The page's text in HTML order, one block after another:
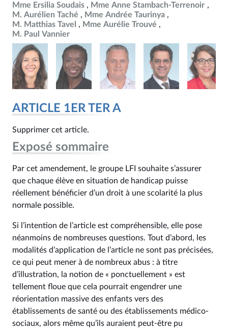
Mme Ersilia Soudais
Mme Anne Stambach-Terrenoir
M. Aurélien Taché
Mme Andrée Taurinya
M. Matthias Tavel
Mme Aurélie Trouvé
M. Paul Vannier
ARTICLE 1ER TER A
Supprimer cet article.
Exposé sommaire
Par cet amendement, le groupe LFI souhaite s’assurer
que chaque élève en situation de handicap puisse
réellement bénéficier d’un droit à une scolarité la plus
normale possible.
Si l’intention de l’article est compréhensible, elle pose
néanmoins de nombreuses questions. Tout d’abord, les
modalités d’application de l’article ne sont pas précisées,
ce qui peut mener à de nombreux abus : à titre
d’illustration, la notion de « ponctuellement » est
tellement floue que cela pourrait engendrer une
réorientation massive des enfants vers des
établissements de santé ou des établissements médico-
sociaux, alors même qu’ils auraient peut-être pu